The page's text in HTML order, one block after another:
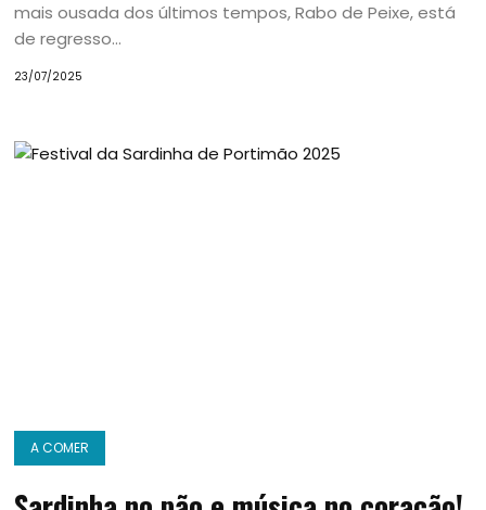
mais ousada dos últimos tempos, Rabo de Peixe, está
de regresso...
23/07/2025
A COMER